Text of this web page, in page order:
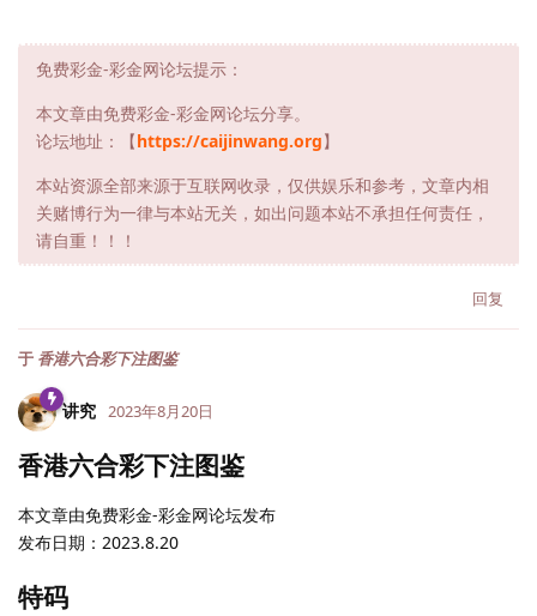
免费彩金-彩金网论坛提示：
本文章由免费彩金-彩金网论坛分享。
论坛地址：【https://caijinwang.org】
本站资源全部来源于互联网收录，仅供娱乐和参考，文章内相
关赌博行为一律与本站无关，如出问题本站不承担任何责任，
请自重！！！
回复
于 香港六合彩下注图鉴
讲究 2023年8月20日
香港六合彩下注图鉴
本文章由免费彩金-彩金网论坛发布
发布日期：2023.8.20
特码